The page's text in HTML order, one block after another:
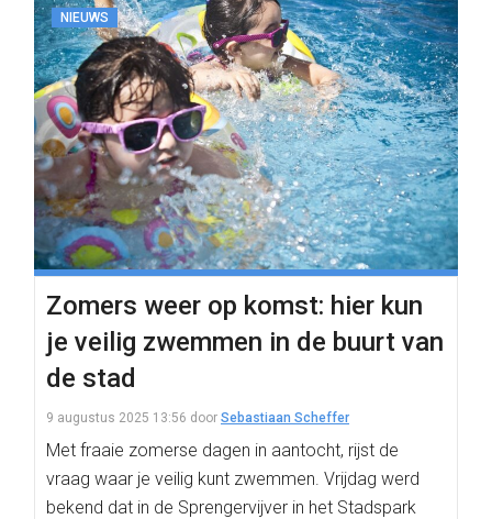
NIEUWS
Zomers weer op komst: hier kun
je veilig zwemmen in de buurt van
de stad
9 augustus 2025 13:56 door Sebastiaan Scheffer
Met fraaie zomerse dagen in aantocht, rijst de
vraag waar je veilig kunt zwemmen. Vrijdag werd
bekend dat in de Sprengervijver in het Stadspark